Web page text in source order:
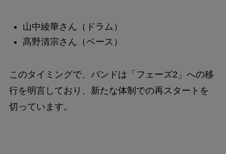
山中綾華さん（ドラム）
髙野清宗さん（ベース）
このタイミングで、バンドは「フェーズ2」への移
行を明言しており、新たな体制での再スタートを
切っています。